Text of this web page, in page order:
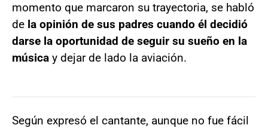
momento que marcaron su trayectoria, se habló
de la opinión de sus padres cuando él decidió
darse la oportunidad de seguir su sueño en la
música y dejar de lado la aviación.
Según expresó el cantante, aunque no fue fácil